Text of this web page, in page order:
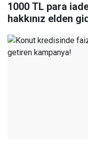
1000 TL para
hakkınız elden